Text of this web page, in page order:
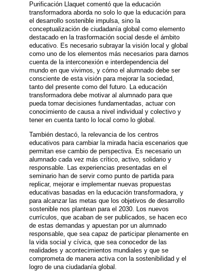
Purificación Llaquet comentó que la educación
transformadora aborda no solo lo que la educación para
el desarrollo sostenible impulsa, sino la
conceptualización de ciudadanía global como elemento
destacado en la trasformación social desde el ámbito
educativo. Es necesario subrayar la visión local y global
como uno de los elementos más necesarios para darnos
cuenta de la interconexión e interdependencia del
mundo en que vivimos, y cómo el alumnado debe ser
consciente de esta visión para mejorar la sociedad,
tanto del presente como del futuro. La educación
transformadora debe motivar al alumnado para que
pueda tomar decisiones fundamentadas, actuar con
conocimiento de causa a nivel individual y colectivo y
tener en cuenta tanto lo local como lo global.
También destacó, la relevancia de los centros
educativos para cambiar la mirada hacia escenarios que
permitan ese cambio de perspectiva. Es necesario un
alumnado cada vez más crítico, activo, solidario y
responsable. Las experiencias presentadas en el
seminario han de servir como punto de partida para
replicar, mejorar e implementar nuevas propuestas
educativas basadas en la educación transformadora, y
para alcanzar las metas que los objetivos de desarrollo
sostenible nos plantean para el 2030. Los nuevos
currículos, que acaban de ser publicados, se hacen eco
de estas demandas y apuestan por un alumnado
responsable, que sea capaz de participar plenamente en
la vida social y cívica, que sea conocedor de las
realidades y acontecimientos mundiales y que se
comprometa de manera activa con la sostenibilidad y el
logro de una ciudadanía global.